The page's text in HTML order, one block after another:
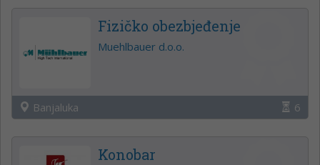
Fizičko obezbjeđenje
Muehlbauer d.o.o.
Banjaluka 6
Konobar